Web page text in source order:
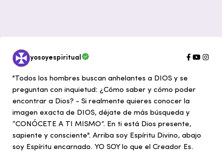
yosoyespiritual
"Todos los hombres buscan anhelantes a DIOS y se
preguntan con inquietud: ¿Cómo saber y cómo poder
encontrar a Dios? - Si realmente quieres conocer la
imagen exacta de DIOS, déjate de más búsqueda y
“CONÓCETE A TI MISMO”. En ti está Dios presente,
sapiente y consciente". Arriba soy Espíritu Divino, abajo
soy Espíritu encarnado. YO SOY lo que el Creador Es.